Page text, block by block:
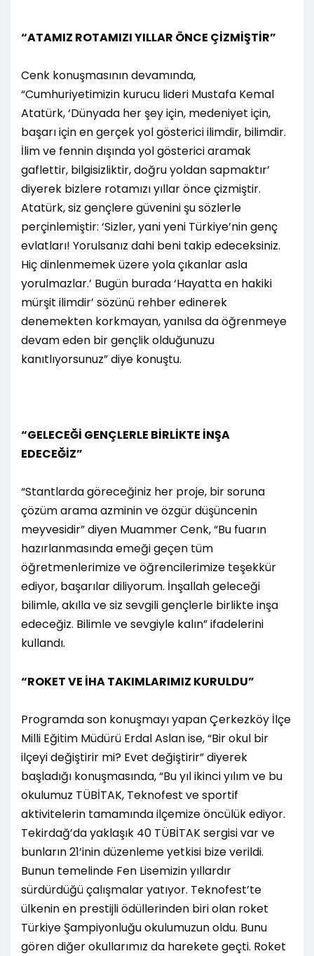
“ATAMIZ ROTAMIZI YILLAR ÖNCE ÇİZMİŞTİR”
Cenk konuşmasının devamında,
“Cumhuriyetimizin kurucu lideri Mustafa Kemal
Atatürk, ‘Dünyada her şey için, medeniyet için,
başarı için en gerçek yol gösterici ilimdir, bilimdir.
İlim ve fennin dışında yol gösterici aramak
gaflettir, bilgisizliktir, doğru yoldan sapmaktır’
diyerek bizlere rotamızı yıllar önce çizmiştir.
Atatürk, siz gençlere güvenini şu sözlerle
perçinlemiştir: ‘Sizler, yani yeni Türkiye’nin genç
evlatları! Yorulsanız dahi beni takip edeceksiniz.
Hiç dinlenmemek üzere yola çıkanlar asla
yorulmazlar.’ Bugün burada ‘Hayatta en hakiki
mürşit ilimdir’ sözünü rehber edinerek
denemekten korkmayan, yanılsa da öğrenmeye
devam eden bir gençlik olduğunuzu
kanıtlıyorsunuz” diye konuştu.
“GELECEĞİ GENÇLERLE BİRLİKTE İNŞA
EDECEĞİZ”
“Stantlarda göreceğiniz her proje, bir soruna
çözüm arama azminin ve özgür düşüncenin
meyvesidir” diyen Muammer Cenk, “Bu fuarın
hazırlanmasında emeği geçen tüm
öğretmenlerimize ve öğrencilerimize teşekkür
ediyor, başarılar diliyorum. İnşallah geleceği
bilimle, akılla ve siz sevgili gençlerle birlikte inşa
edeceğiz. Bilimle ve sevgiyle kalın” ifadelerini
kullandı.
“ROKET VE İHA TAKIMLARIMIZ KURULDU”
Programda son konuşmayı yapan Çerkezköy İlçe
Milli Eğitim Müdürü Erdal Aslan ise, “Bir okul bir
ilçeyi değiştirir mi? Evet değiştirir” diyerek
başladığı konuşmasında, “Bu yıl ikinci yılım ve bu
okulumuz TÜBİTAK, Teknofest ve sportif
aktivitelerin tamamında ilçemize öncülük ediyor.
Tekirdağ’da yaklaşık 40 TÜBİTAK sergisi var ve
bunların 21’inin düzenleme yetkisi bize verildi.
Bunun temelinde Fen Lisemizin yıllardır
sürdürdüğü çalışmalar yatıyor. Teknofest’te
ülkenin en prestijli ödüllerinden biri olan roket
Türkiye Şampiyonluğu okulumuzun oldu. Bunu
gören diğer okullarımız da harekete geçti. Roket